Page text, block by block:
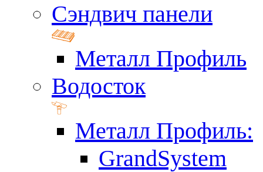
Сэндвич панели
Металл Профиль
Водосток
Металл Профиль:
GrandSystem